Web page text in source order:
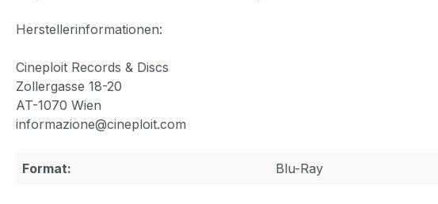
Herstellerinformationen:
Cineploit Records & Discs
Zollergasse 18-20
AT-1070 Wien
informazione@cineploit.com
Format: Blu-Ray